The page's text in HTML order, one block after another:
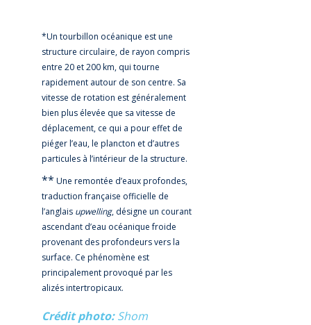
*Un tourbillon océanique est une
structure circulaire, de rayon compris
entre 20 et 200 km, qui tourne
rapidement autour de son centre. Sa
vitesse de rotation est généralement
bien plus élevée que sa vitesse de
déplacement, ce qui a pour effet de
piéger l’eau, le plancton et d’autres
particules à l’intérieur de la structure.
** Une remontée d’eaux profondes,
traduction française officielle de
l’anglais upwelling, désigne un courant
ascendant d’eau océanique froide
provenant des profondeurs vers la
surface. Ce phénomène est
principalement provoqué par les
alizés intertropicaux.
Crédit photo Shom